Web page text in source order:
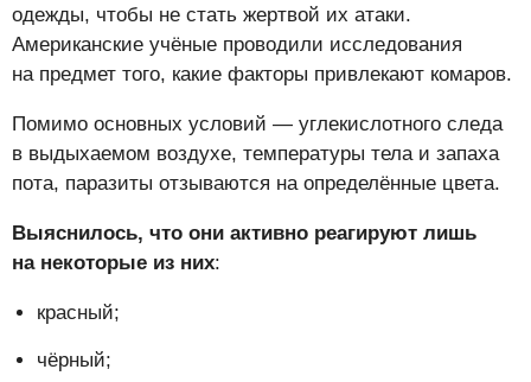
одежды, чтобы не стать жертвой их атаки.
Американские учёные проводили исследования
на предмет того, какие факторы привлекают комаров.
Помимо основных условий — углекислотного следа
в выдыхаемом воздухе, температуры тела и запаха
пота, паразиты отзываются на определённые цвета.
Выяснилось, что они активно реагируют лишь
на некоторые из них:
красный;
чёрный;